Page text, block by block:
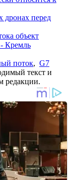
дронах перед
объект
Кремль
поток, G7
текст и
редакции.